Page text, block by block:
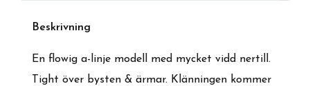
Beskrivning
En flowig a-linje modell med mycket vidd nertill.
Tight över bysten & ärmar. Klänningen kommer